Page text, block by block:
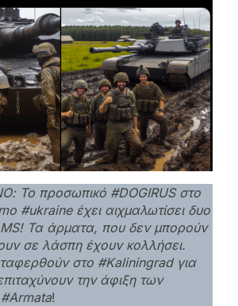
Το προσωπικό #DOGIRUS στο
#ukraine έχει αιχμαλωτίσει δυο
Τα άρματα, που δεν μπορούν
σε λάσπη έχουν κολλήσει.
στο #Kaliningrad για
την άφιξη των
!